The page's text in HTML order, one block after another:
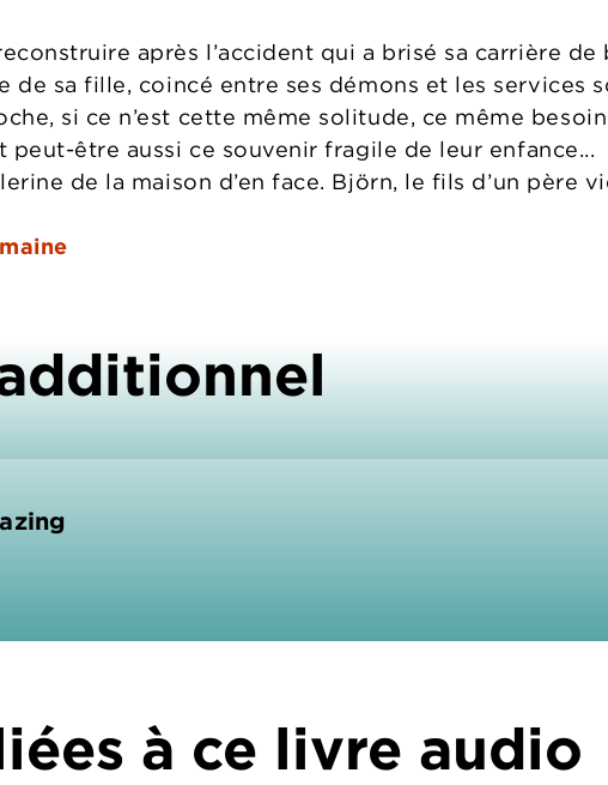
après l’accident qui a brisé sa carrière
de sa fille, coincé entre ses démons et les services
si ce n’est cette même solitude, ce même
peut-être aussi ce souvenir fragile de leur enfance...
de la maison d’en face. Björn, le fils d’un père
à ce livre audio